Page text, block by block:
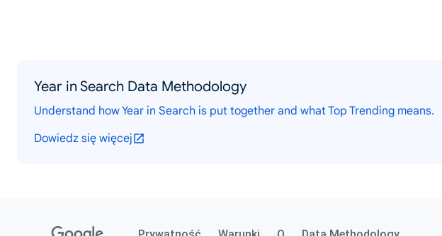
Year in Search Data Methodology
Understand how Year in Search is put together and what Top Trending means.
Dowiedz się więcej